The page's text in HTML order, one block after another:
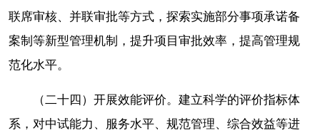
联席审核、并联审批等方式，探索实施部分事项承诺备
案制等新型管理机制，提升项目审批效率，提高管理规
范化水平。
（二十四）开展效能评价。建立科学的评价指标体
系，对中试能力、服务水平、规范管理、综合效益等进